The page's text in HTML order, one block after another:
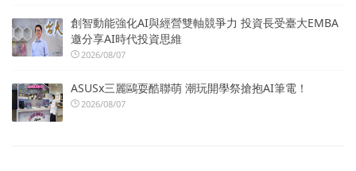
創智動能強化AI與經營雙軸競爭力 投資長受臺大EMBA
邀分享AI時代投資思維
2026/08/07
ASUSx三麗鷗耍酷聯萌 潮玩開學祭搶抱AI筆電！
2026/08/07